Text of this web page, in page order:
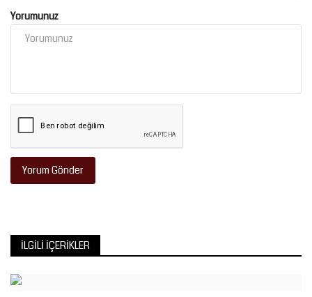
Yorumunuz
Yorum Gönder
İLGILI İÇERIKLER